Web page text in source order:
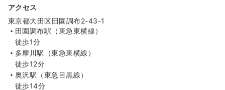
アクセス
東京都大田区田園調布2-43-1
田園調布駅（東急東横線）
徒歩1分
多摩川駅（東急東横線）
徒歩12分
奥沢駅（東急目黒線）
徒歩14分